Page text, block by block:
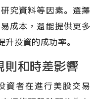
究資料等因素。選擇
成本，還能提供更多
投資的成功率。
則和時差影響
資者在進行美股交易